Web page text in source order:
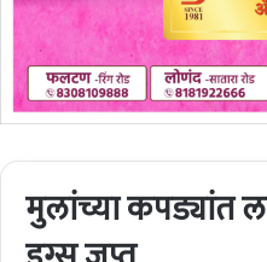
मुलांच्या कपड्यांत